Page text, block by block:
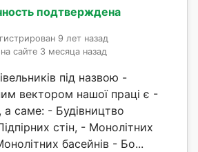
подтверждена
9 лет назад
сайте 3 месяца назад
під назвою -
вектором нашої праці є -
а саме: - Будівництво
стін, - Монолітних
басейнів - Бо...